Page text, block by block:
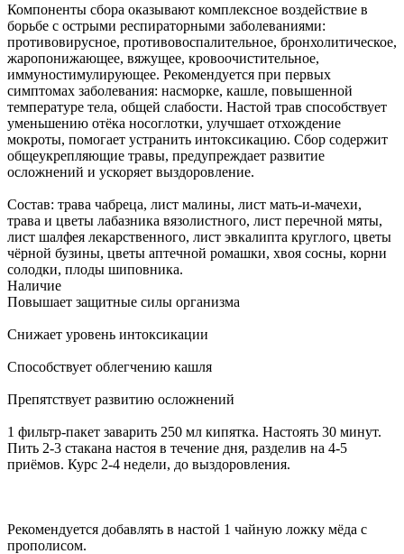
Компоненты сбора оказывают комплексное воздействие в
борьбе с острыми респираторными заболеваниями:
противовирусное, противовоспалительное, бронхолитическое,
жаропонижающее, вяжущее, кровоочистительное,
иммуностимулирующее. Рекомендуется при первых
симптомах заболевания: насморке, кашле, повышенной
температуре тела, общей слабости. Настой трав способствует
уменьшению отёка носоглотки, улучшает отхождение
мокроты, помогает устранить интоксикацию. Сбор содержит
общеукрепляющие травы, предупреждает развитие
осложнений и ускоряет выздоровление.
Состав: трава чабреца, лист малины, лист мать-и-мачехи,
трава и цветы лабазника вязолистного, лист перечной мяты,
лист шалфея лекарственного, лист эвкалипта круглого, цветы
чёрной бузины, цветы аптечной ромашки, хвоя сосны, корни
солодки, плоды шиповника.
Наличие
Повышает защитные силы организма
Снижает уровень интоксикации
Способствует облегчению кашля
Препятствует развитию осложнений
1 фильтр-пакет заварить 250 мл кипятка. Настоять 30 минут.
Пить 2-3 стакана настоя в течение дня, разделив на 4-5
приёмов. Курс 2-4 недели, до выздоровления.
Рекомендуется добавлять в настой 1 чайную ложку мёда с
прополисом.